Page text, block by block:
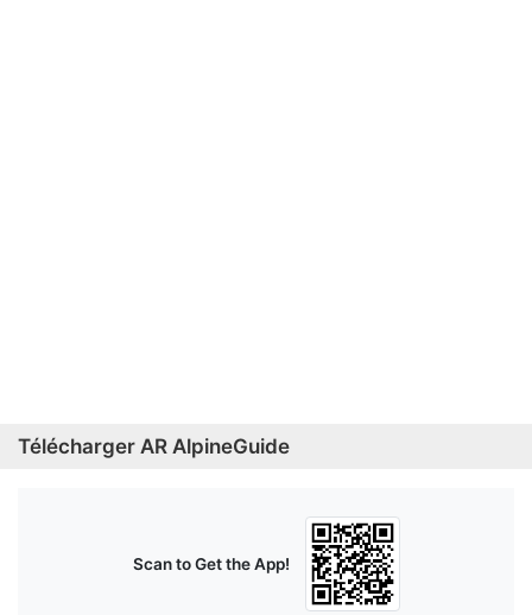
Télécharger AR AlpineGuide
Scan to Get the App!